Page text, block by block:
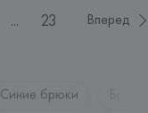
... 23 Вперед
Синие брюки